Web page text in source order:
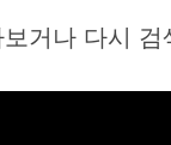
거나 다시 검